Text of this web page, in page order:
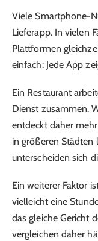
Viele Smartphone-
Lieferapp. In vielen
Plattformen
einfach: Jede App
Ein Restaurant
Dienst zusammen.
entdeckt daher
in größeren Städten
unterscheiden sich
Ein weiterer Faktor
vielleicht eine
das gleiche Gericht
vergleichen daher